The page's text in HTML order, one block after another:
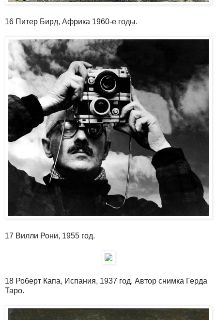
16 Питер Бирд, Африка 1960-е годы.
17 Вилли Рони, 1955 год.
18 Роберт Капа, Испания, 1937 год. Автор снимка Герда
Таро.